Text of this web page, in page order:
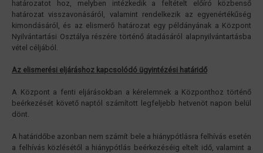
határozatot hoz, melyben intézkedik a feltételt előíró közbenső
határozat visszavonásáról, valamint rendelkezik az egyenértékűség
kimondásáról, és az elismerő határozat egy példányának a Központ
Nyilvántartási Osztálya részére történő átadásáról alapnyilvántartásba
vétel céljából.
Az elismerési eljáráshoz kapcsolódó ügyintézési határidő
A Központ a fenti eljárásokban a kérelemnek a Központhoz történő
beérkezését követő naptól számított legfeljebb hetvenöt napon belül
dönt.
A határidőbe azonban nem számít bele a hiánypótlásra felhívás esetén
a felhívás közlésétől a hiánypótlás beérkezéséig eltelt idő, valamint a